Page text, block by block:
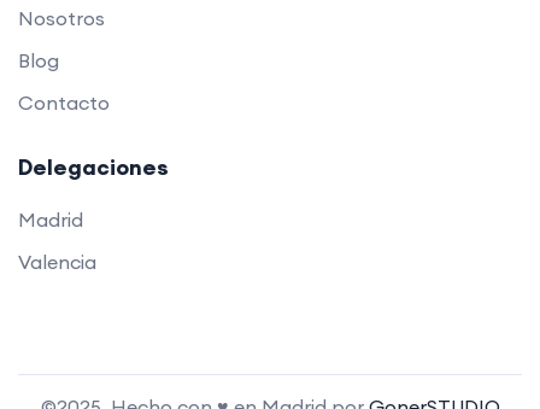
Nosotros
Blog
Contacto
Delegaciones
Madrid
Valencia